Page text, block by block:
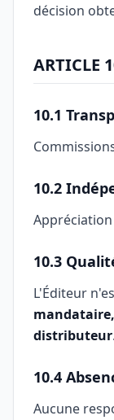
décision
ARTICLE
10.1
10.2
10.3
L'Éditeur
distributeur.
10.4
Aucune